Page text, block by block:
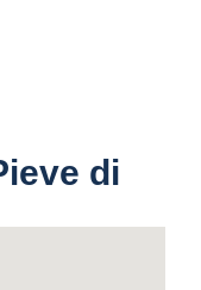
di